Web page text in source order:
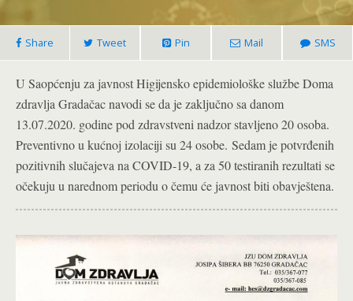
Share Tweet Pin Mail SMS
U Saopćenju za javnost Higijensko epidemiološke službe Doma
zdravlja Gradačac navodi se da je zaključno sa danom
13.07.2020. godine pod zdravstveni nadzor stavljeno 20 osoba.
Preventivno u kućnoj izolaciji su 24 osobe. Sedam je potvrđenih
pozitivnih slučajeva na COVID-19, a za 50 testiranih rezultati se
očekuju u narednom periodu o čemu će javnost biti obavještena.